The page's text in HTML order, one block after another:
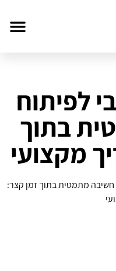
לפיתוח
בתוך
מקצועי
חשיבה מתמטית בתוך זמן קצר: